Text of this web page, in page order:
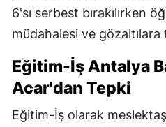
6'sı serbest bırakılırken
müdahalesi ve
Eğitim-İş Antalya
Acar'dan Tepki
Eğitim-İş olarak